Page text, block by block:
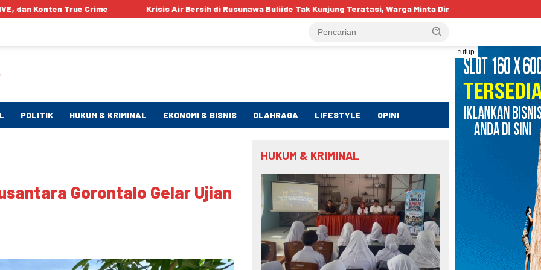
Crime Krisis Air Bersih di Rusunawa Buliide Tak Kunjung Teratasi, Warga Minta Dinas Perkim Kota Gorontalo Segera
tutup
POLITIK HUKUM & KRIMINAL EKONOMI & BISNIS OLAHRAGA LIFESTYLE OPINI
Gorontalo Gelar Ujian
HUKUM & KRIMINAL